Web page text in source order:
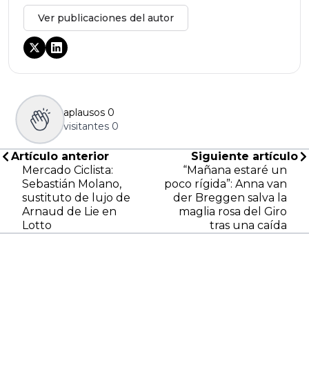
Ver publicaciones del autor
aplausos 0
visitantes 0
Artículo anterior
Mercado Ciclista:
Sebastián Molano,
sustituto de lujo de
Arnaud de Lie en
Lotto
Siguiente artículo
“Mañana estaré un
poco rígida”: Anna van
der Breggen salva la
maglia rosa del Giro
tras una caída